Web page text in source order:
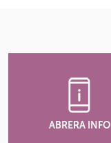
ABRERA INFO